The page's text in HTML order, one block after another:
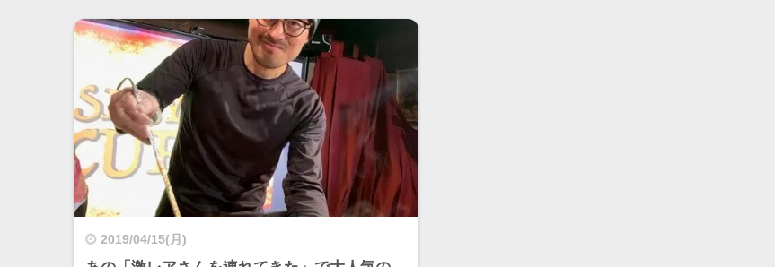
2019/04/15(月)